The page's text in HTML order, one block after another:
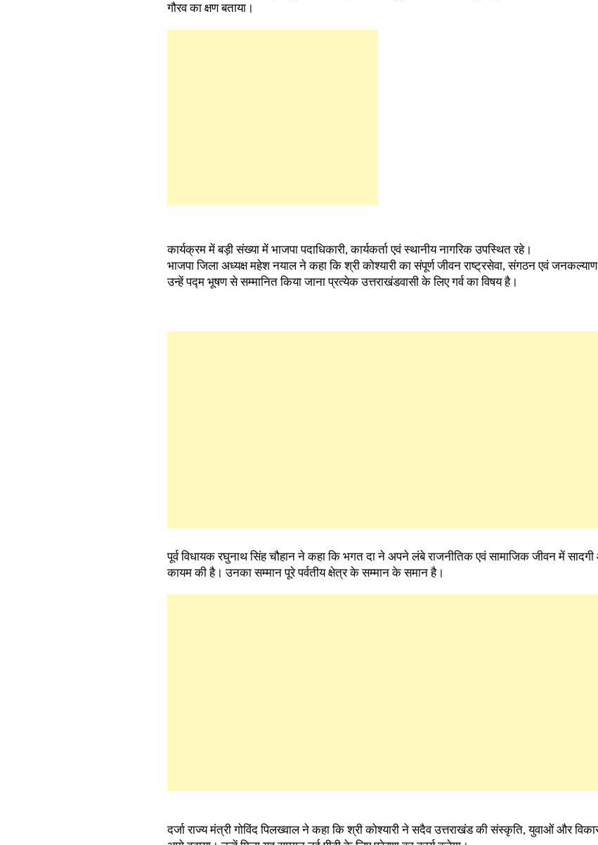
गौरव का क्षण बताया।
कार्यक्रम में बड़ी संख्या में भाजपा पदाधिकारी, कार्यकर्ता एवं स्थानीय नागरिक उपस्थित रहे।
भाजपा जिला अध्यक्ष महेश नयाल ने कहा कि श्री कोश्यारी का संपूर्ण जीवन राष्ट्रसेवा, संगठन एवं जनकल्याण
उन्हें पद्म भूषण से सम्मानित किया जाना प्रत्येक उत्तराखंडवासी के लिए गर्व का विषय है।
पूर्व विधायक रघुनाथ सिंह चौहान ने कहा कि भगत दा ने अपने लंबे राजनीतिक एवं सामाजिक जीवन में
कायम की है। उनका सम्मान पूरे पर्वतीय क्षेत्र के सम्मान के समान है।
दर्जा राज्य मंत्री गोविंद पिलख्वाल ने कहा कि श्री कोश्यारी ने सदैव उत्तराखंड की संस्कृति, युवाओं और